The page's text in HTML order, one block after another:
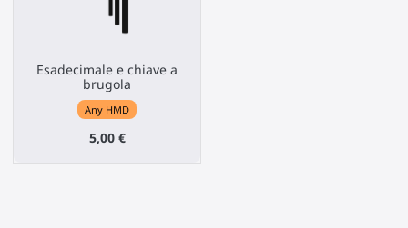
Esadecimale e chiave a
brugola
Any HMD
5,00 €